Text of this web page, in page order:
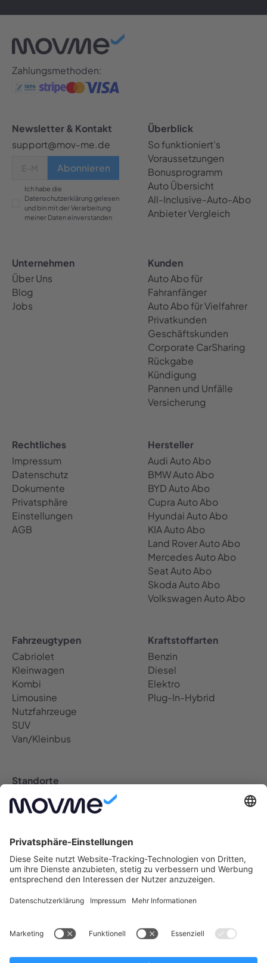
Zahlungsmethoden:
Newsletter & Kontakt
support@mov-me.de
Ich habe die
Datenschutzerklärung gelesen
und bin mit der Verarbeitung
meiner Daten einverstanden
Überblick
So funktioniert's
Voraussetzungen
Bonusprogramm
Auto Übersicht
All-Inclusive-Auto-Abo
Anbieter Vergleich
Unternehmen
Über Uns
Blog
Jobs
Kunden
Auto Abo für
Fahranfänger
Auto Abo für Vielfahrer
Privatkunden
Geschäftskunden
Corporate CarSharing
Rückgabe
Kündigung
Pannen und Unfälle
Versicherung
Rechtliches
Impressum
Datenschutz
Dokumente
Privatsphäre
Einstellungen
AGB
Hersteller
Audi Auto Abo
BMW Auto Abo
BYD Auto Abo
Cupra Auto Abo
Hyundai Auto Abo
KIA Auto Abo
Land Rover Auto Abo
Mercedes Auto Abo
Seat Auto Abo
Skoda Auto Abo
Volkswagen Auto Abo
Fahrzeugtypen
Cabriolet
Kleinwagen
Kombi
Limousine
Nutzfahrzeuge
SUV
Van/Kleinbus
Kraftstoffarten
Benzin
Diesel
Elektro
Plug-In-Hybrid
Standorte
Auto Abo Deutschland
Berlin Auto Abo
Dresden Auto Abo
Düsseldorf Auto Abo
Frankfurt Auto Abo
Hamburg Auto Abo
Köln Auto Abo
München Auto Abo